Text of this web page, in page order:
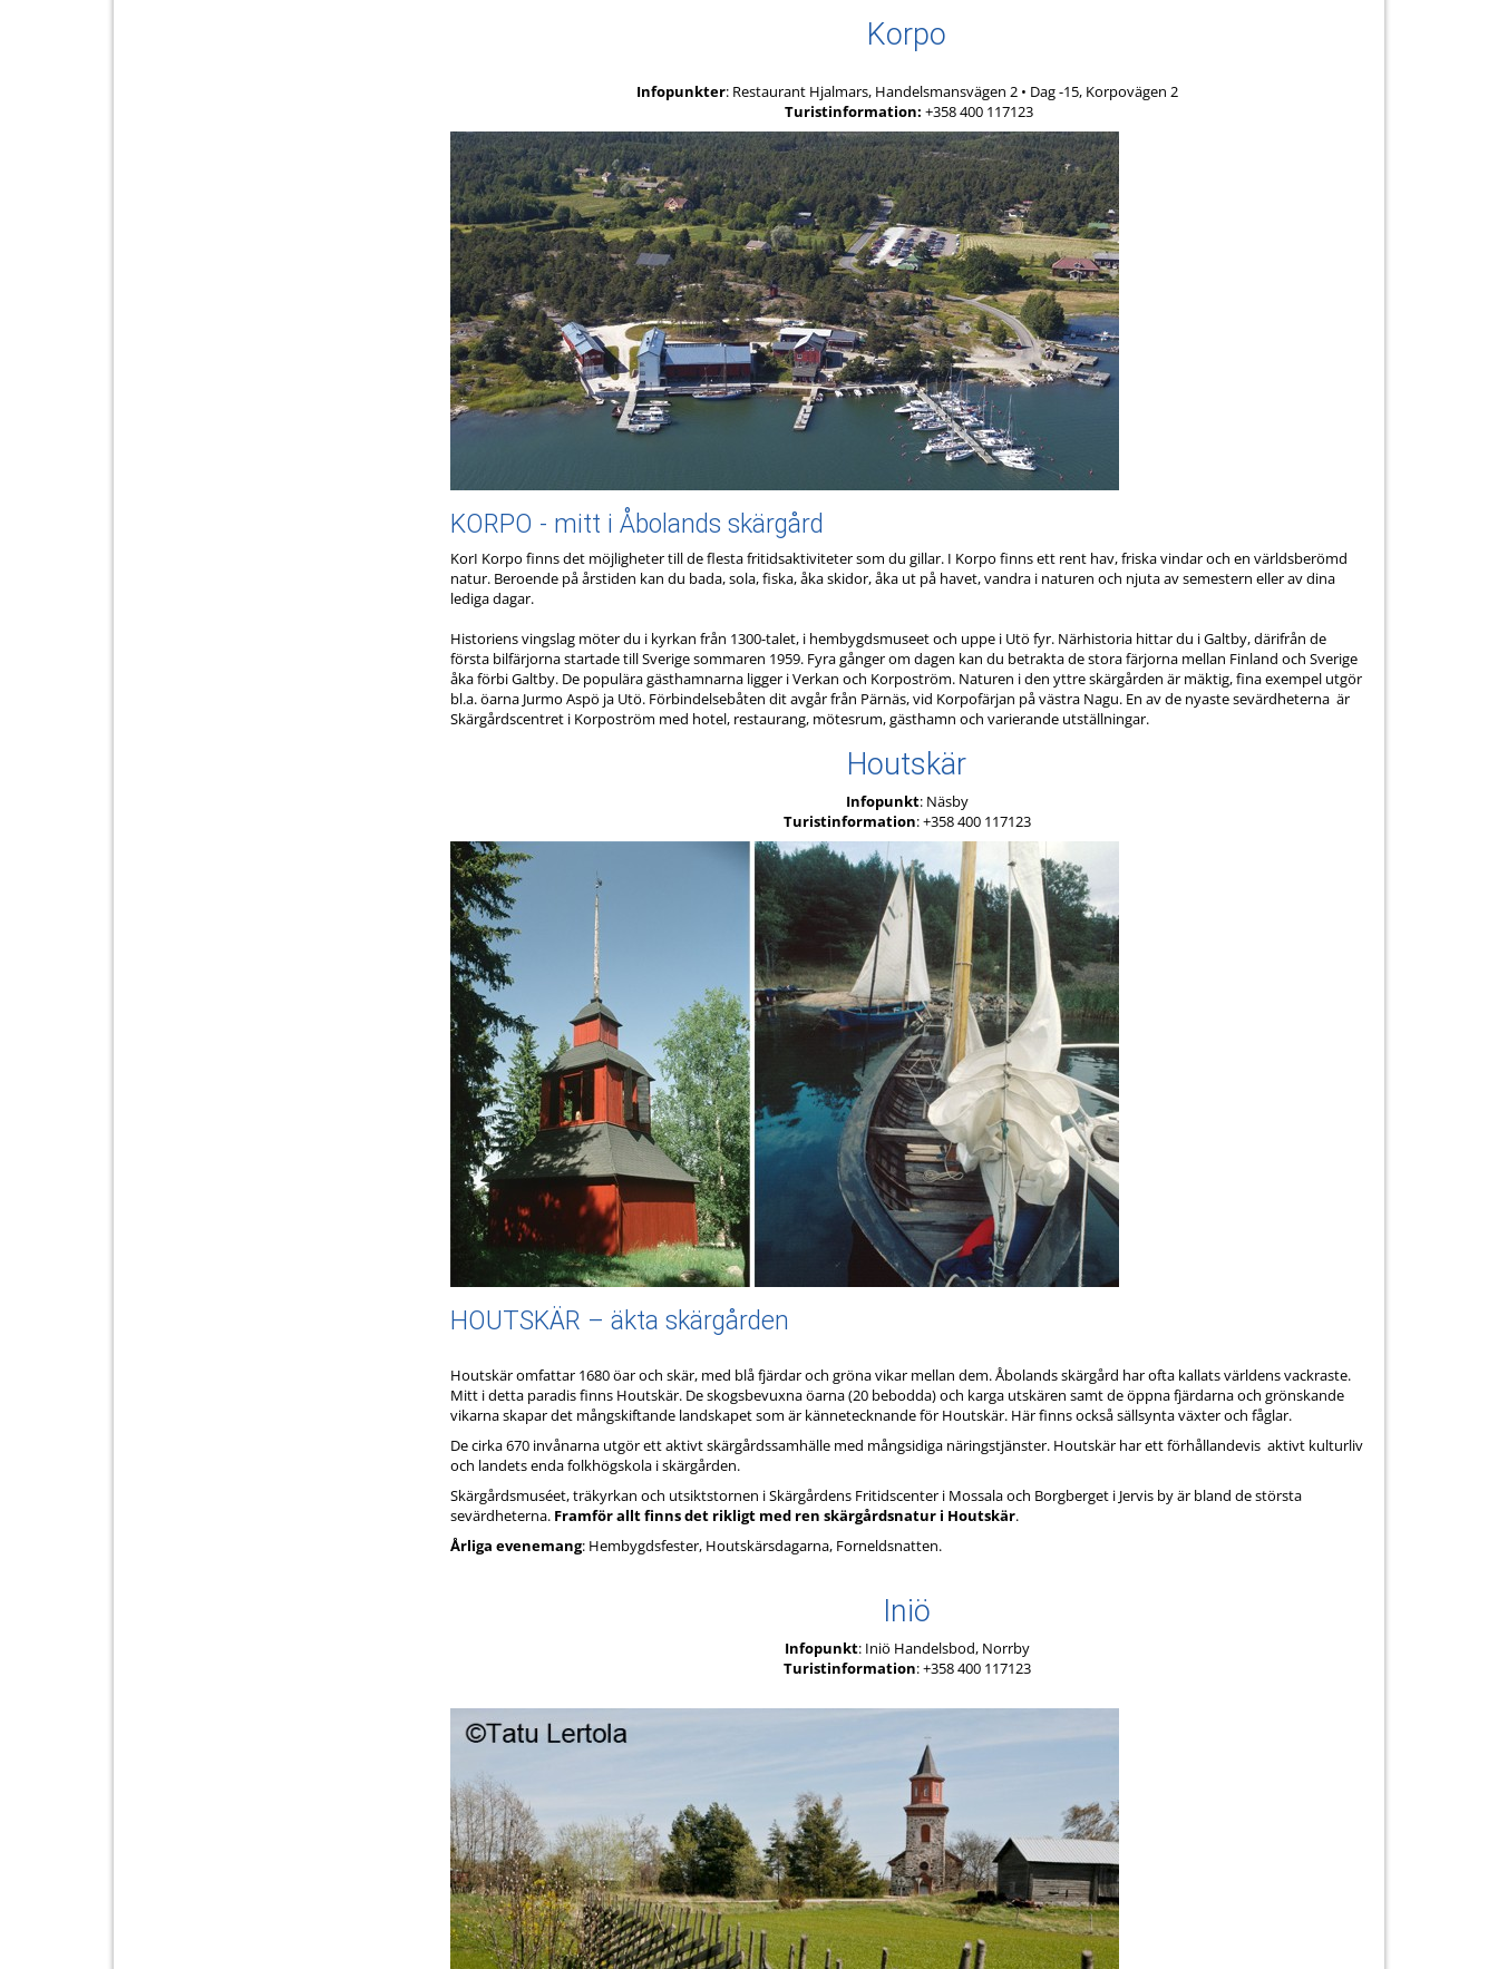
Korpo
Infopunkter: Restaurant Hjalmars, Handelsmansvägen 2 • Dag -15, Korpovägen 2
Turistinformation: +358 400 117123
KORPO - mitt i Åbolands skärgård
KorI Korpo finns det möjligheter till de flesta fritidsaktiviteter som du gillar. I Korpo finns ett rent hav, friska vindar och en världsberömd
natur. Beroende på årstiden kan du bada, sola, fiska, åka skidor, åka ut på havet, vandra i naturen och njuta av semestern eller av dina
lediga dagar.
Historiens vingslag möter du i kyrkan från 1300-talet, i hembygdsmuseet och uppe i Utö fyr. Närhistoria hittar du i Galtby, därifrån de
första bilfärjorna startade till Sverige sommaren 1959. Fyra gånger om dagen kan du betrakta de stora färjorna mellan Finland och Sverige
åka förbi Galtby. De populära gästhamnarna ligger i Verkan och Korpoström. Naturen i den yttre skärgården är mäktig, fina exempel utgör
bl.a. öarna Jurmo Aspö ja Utö. Förbindelsebåten dit avgår från Pärnäs, vid Korpofärjan på västra Nagu. En av de nyaste sevärdheterna är
Skärgårdscentret i Korpoström med hotel, restaurang, mötesrum, gästhamn och varierande utställningar.
Houtskär
Infopunkt: Näsby
Turistinformation: +358 400 117123
HOUTSKÄR – äkta skärgården
Houtskär omfattar 1680 öar och skär, med blå fjärdar och gröna vikar mellan dem. Åbolands skärgård har ofta kallats världens vackraste.
Mitt i detta paradis finns Houtskär. De skogsbevuxna öarna (20 bebodda) och karga utskären samt de öppna fjärdarna och grönskande
vikarna skapar det mångskiftande landskapet som är kännetecknande för Houtskär. Här finns också sällsynta växter och fåglar.
De cirka 670 invånarna utgör ett aktivt skärgårdssamhälle med mångsidiga näringstjänster. Houtskär har ett förhållandevis aktivt kulturliv
och landets enda folkhögskola i skärgården.
Skärgårdsmuséet, träkyrkan och utsiktstornen i Skärgårdens Fritidscenter i Mossala och Borgberget i Jervis by är bland de största
sevärdheterna. Framför allt finns det rikligt med ren skärgårdsnatur i Houtskär.
Årliga evenemang: Hembygdsfester, Houtskärsdagarna, Forneldsnatten.
Iniö
Infopunkt: Iniö Handelsbod, Norrby
Turistinformation: +358 400 117123